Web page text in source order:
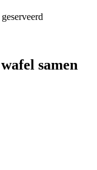
samen